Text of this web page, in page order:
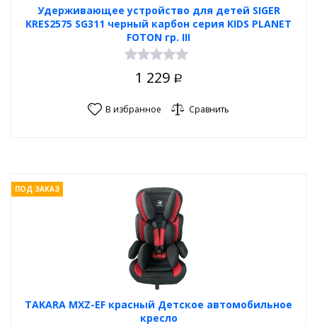
Удерживающее устройство для детей SIGER
KRES2575 SG311 черный карбон серия KIDS PLANET
FOTON гр. III
1 229 Р
В избранное Сравнить
TAKARA MXZ-EF красный Детское автомобильное
кресло
ПОД ЗАКАЗ